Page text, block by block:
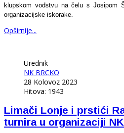
klupskom vodstvu na čelu s Josipom
organizacijske iskorake.
Opširnije...
Urednik
NK BRCKO
28 Kolovoz 2023
Hitova: 1943
Limači Lonje i prstići
turnira u organizaciji